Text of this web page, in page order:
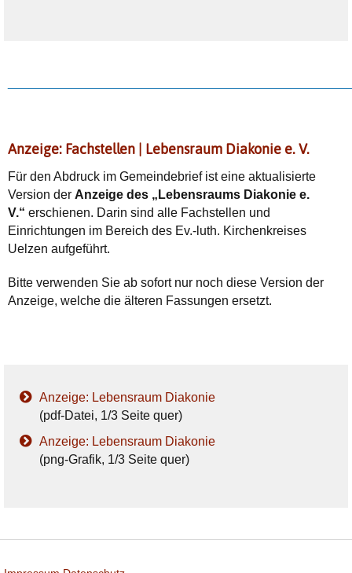
Anzeige: Fachstellen | Lebensraum Diakonie e. V.
Für den Abdruck im Gemeindebrief ist eine aktualisierte
Version der Anzeige des „Lebensraums Diakonie e.
V.“ erschienen. Darin sind alle Fachstellen und
Einrichtungen im Bereich des Ev.-luth. Kirchenkreises
Uelzen aufgeführt.
Bitte verwenden Sie ab sofort nur noch diese Version der
Anzeige, welche die älteren Fassungen ersetzt.
Anzeige: Lebensraum Diakonie
(pdf-Datei, 1/3 Seite quer)
Anzeige: Lebensraum Diakonie
(png-Grafik, 1/3 Seite quer)